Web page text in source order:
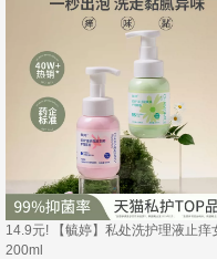
14.9元! 【毓婷】私处洗护理液止痒
200ml